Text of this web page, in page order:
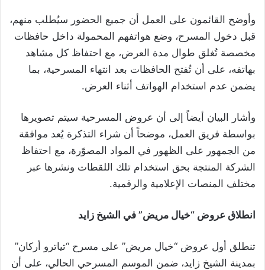
وأوضح القائمون على العمل أن جميع الحضور سيُطلب منهم،
قبل دخول المسرح، وضع هواتفهم المحمولة داخل حافظات
مخصصة تُغلق طوال مدة العرض، مع احتفاظ كل مشاهد
بهاتفه، على أن تُفتح الحافظات بعد انتهاء المسرحية، بما
يضمن عدم استخدام الهواتف أثناء العرض.
وأشار البيان أيضاً إلى أن عروض المسرحية سيتم تصويرها
بواسطة فريق العمل، موضحاً أن شراء التذكرة يُعد موافقة
من الجمهور على الظهور في المواد المصوّرة، مع احتفاظ
الشركة المنتجة بحق استخدام تلك اللقطات ونشرها عبر
مختلف المنصات الإعلامية والرقمية.
انطلاق عروض “خيال مريض” في الشيخ زايد
تنطلق أول عروض “خيال مريض” على مسرح “تياترو أركان”
بمدينة الشيخ زايد، ضمن الموسم المسرحي الحالي، على أن